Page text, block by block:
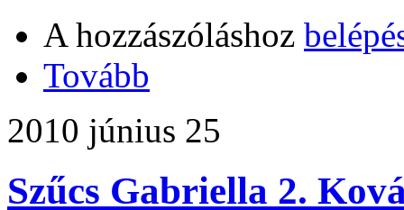
A hozzászóláshoz
Tovább
2010 június 25
Szűcs Gabriella 2.